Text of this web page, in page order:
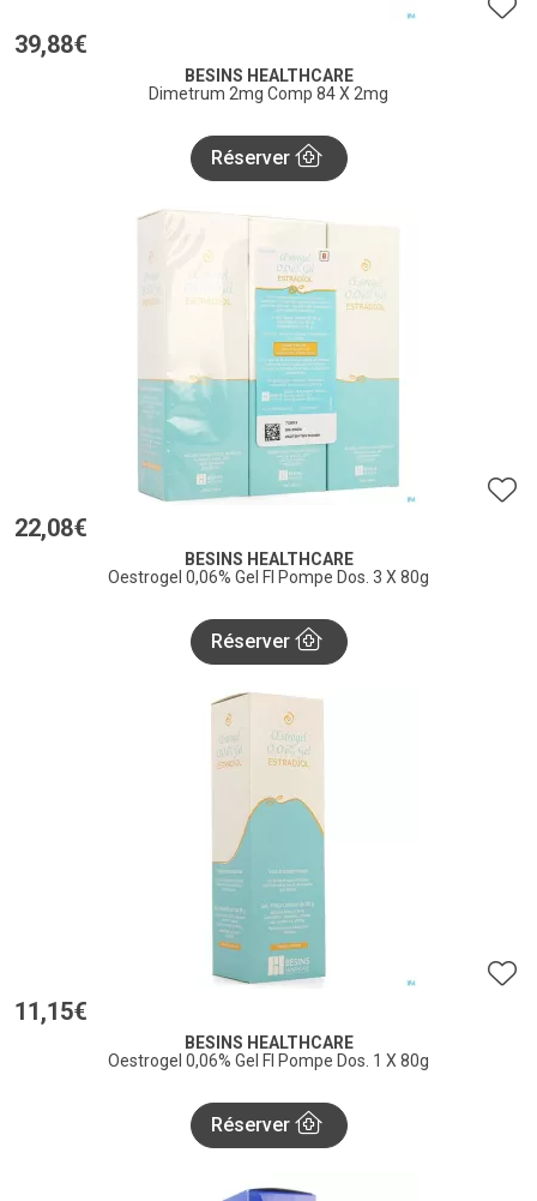
39,88€
BESINS HEALTHCARE
Dimetrum 2mg Comp 84 X 2mg
Réserver
22,08€
BESINS HEALTHCARE
Oestrogel 0,06% Gel Fl Pompe Dos. 3 X 80g
Réserver
11 ,15€
BESINS HEALTHCARE
Oestrogel 0,06% Gel Fl Pompe Dos. 1 X 80g
Réserver